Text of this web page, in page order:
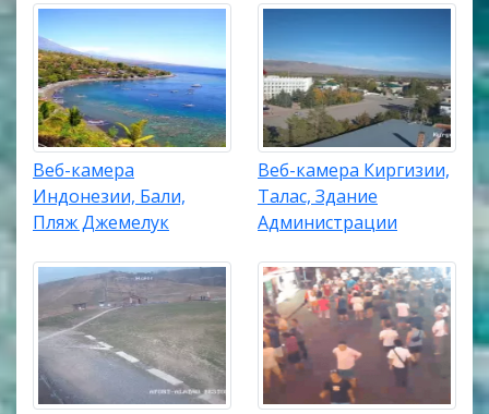
Веб-камера
Индонезии, Бали,
Пляж Джемелук
Веб-камера Киргизии,
Талас, Здание
Администрации